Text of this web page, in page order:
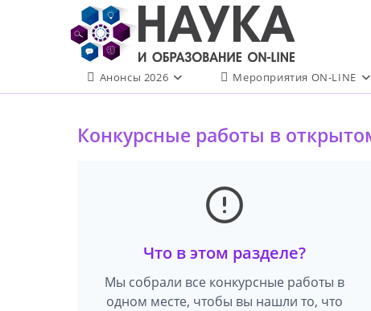
содержимому
Анонсы 2026 Мероприятия ON-LINE
Конкурсные работы в
Что в этом разделе?
Мы собрали все конкурсные работы в
одном месте, чтобы вы нашли то, что